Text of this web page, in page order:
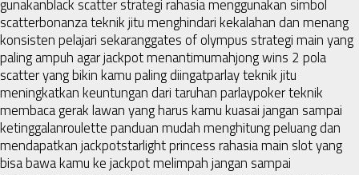
gunakanblack scatter strategi rahasia menggunakan simbol
scatterbonanza teknik jitu menghindari kekalahan dan menang
konsisten pelajari sekaranggates of olympus strategi main yang
paling ampuh agar jackpot menantimumahjong wins 2 pola
scatter yang bikin kamu paling diingatparlay teknik jitu
meningkatkan keuntungan dari taruhan parlaypoker teknik
membaca gerak lawan yang harus kamu kuasai jangan sampai
ketinggalanroulette panduan mudah menghitung peluang dan
mendapatkan jackpotstarlight princess rahasia main slot yang
bisa bawa kamu ke jackpot melimpah jangan sampai